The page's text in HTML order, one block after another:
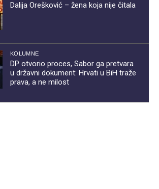
Dalija Orešković – žena koja nije čitala
KOLUMNE
DP otvorio proces, Sabor ga pretvara
u državni dokument: Hrvati u BiH traže
prava, a ne milost